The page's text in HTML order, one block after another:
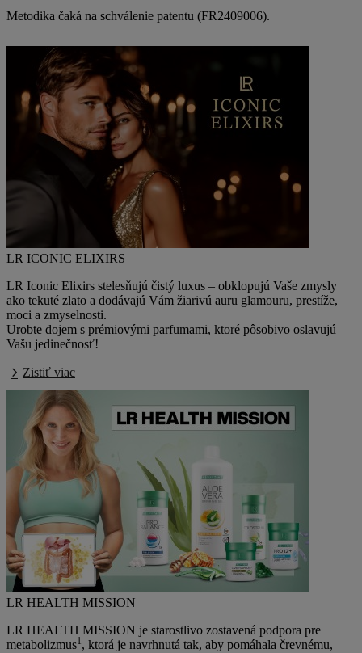
Metodika čaká na schválenie patentu (FR2409006).
LR ICONIC ELIXIRS
LR Iconic Elixirs stelesňujú čistý luxus – obklopujú Vaše zmysly
ako tekuté zlato a dodávajú Vám žiarivú auru glamouru, prestíže,
moci a zmyselnosti.
Urobte dojem s prémiovými parfumami, ktoré pôsobivo oslavujú
Vašu jedinečnosť!
Zistiť viac
LR HEALTH MISSION
LR HEALTH MISSION je starostlivo zostavená podpora pre
metabolizmus1, ktorá je navrhnutá tak, aby pomáhala črevnému,